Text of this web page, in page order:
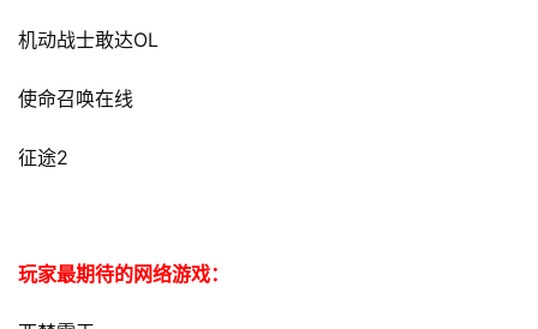
机动战士敢达OL
使命召唤在线
征途2
玩家最期待的网络游戏：